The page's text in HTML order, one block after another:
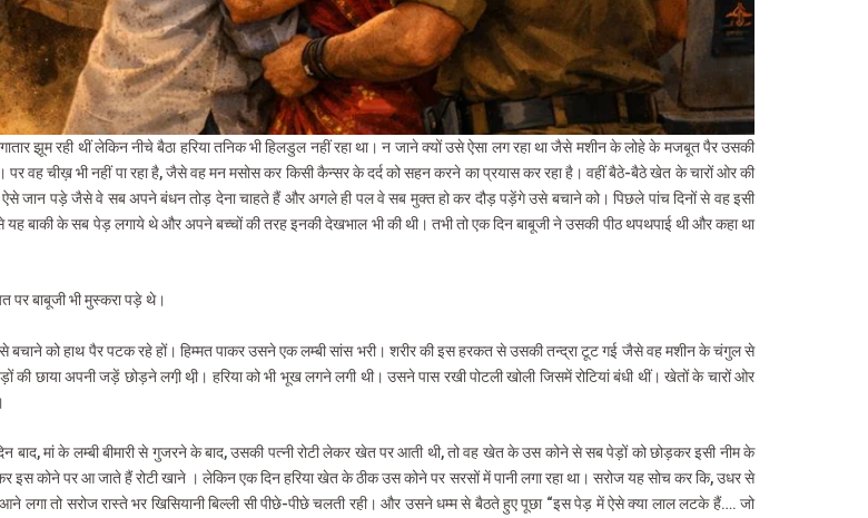
झूम रही थीं लेकिन नीचे बैठा हरिया तनिक भी हिलडुल नहीं रहा था। न जाने क्यों उसे ऐसा लग रहा था जैसे मशीन के लोहे के मजबूत पैर उसकी
वह चीख़ भी नहीं पा रहा है, जैसे वह मन मसोस कर किसी कैन्सर के दर्द को सहन करने का प्रयास कर रहा है। वहीं बैठे-बैठे खेत के चारों ओर की
जान पड़े जैसे वे सब अपने बंधन तोड़ देना चाहते हैं और अगले ही पल वे सब मुक्त हो कर दौड़ पड़ेंगे उसे बचाने को। पिछले पांच दिनों से वह इसी
बाकी के सब पेड़ लगाये थे और अपने बच्चों की तरह इनकी देखभाल भी की थी। तभी तो एक दिन बाबूजी ने उसकी पीठ थपथपाई थी और कहा था
पर बाबूजी भी मुस्करा पड़े थे।
को हाथ पैर पटक रहे हों। हिम्मत पाकर उसने एक लम्बी सांस भरी। शरीर की इस हरकत से उसकी तन्द्रा टूट गई जैसे वह मशीन के चंगुल से
अपनी जड़ें छोड़ने लगी़ थी़। हरिया को भी भूख लगने लगी थी। उसने पास रखी पोटली खोली जिसमें रोटियां बंधी थीं। खेतों के चारों ओर
बाद, मां के लम्बी बीमारी से गुजरने के बाद, उसकी पत्नी रोटी लेकर खेत पर आती थी, तो वह खेत के उस कोने से सब पेड़ों को छोड़कर इसी नीम के
इस कोने पर आ जाते हैं रोटी खाने । लेकिन एक दिन हरिया खेत के ठीक उस कोने पर सरसों में पानी लगा रहा था। सरोज यह सोच कर कि, उधर से
लगा तो सरोज रास्ते भर खिसियानी बिल्ली सी पीछे-पीछे चलती रही। और उसने धम्म से बैठते हुए पूछा “इस पेड़ में ऐसे क्या लाल लटके हैं…. जो